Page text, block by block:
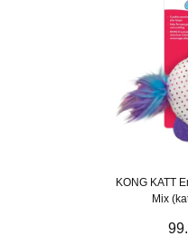
KONG KATT
Mix